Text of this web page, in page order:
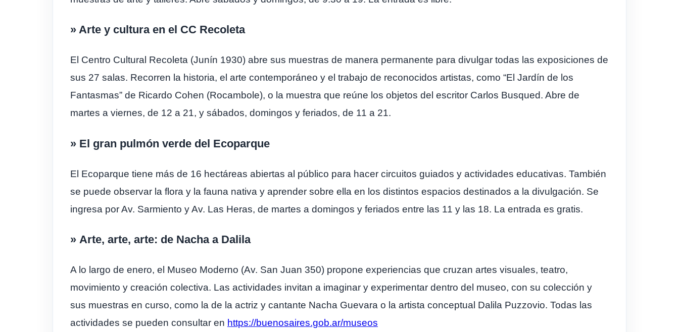
» Arte y cultura en el CC Recoleta
El Centro Cultural Recoleta (Junín 1930) abre sus muestras de manera permanente para divulgar todas las exposiciones de
sus 27 salas. Recorren la historia, el arte contemporáneo y el trabajo de reconocidos artistas, como “El Jardín de los
Fantasmas” de Ricardo Cohen (Rocambole), o la muestra que reúne los objetos del escritor Carlos Busqued. Abre de
martes a viernes, de 12 a 21, y sábados, domingos y feriados, de 11 a 21.
» El gran pulmón verde del Ecoparque
El Ecoparque tiene más de 16 hectáreas abiertas al público para hacer circuitos guiados y actividades educativas. También
se puede observar la flora y la fauna nativa y aprender sobre ella en los distintos espacios destinados a la divulgación. Se
ingresa por Av. Sarmiento y Av. Las Heras, de martes a domingos y feriados entre las 11 y las 18. La entrada es gratis.
» Arte, arte, arte: de Nacha a Dalila
A lo largo de enero, el Museo Moderno (Av. San Juan 350) propone experiencias que cruzan artes visuales, teatro,
movimiento y creación colectiva. Las actividades invitan a imaginar y experimentar dentro del museo, con su colección y
sus muestras en curso, como la de la actriz y cantante Nacha Guevara o la artista conceptual Dalila Puzzovio. Todas las
actividades se pueden consultar en https://buenosaires.gob.ar/museos